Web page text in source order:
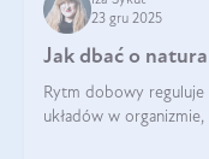
23 gru 2025
Jak dbać o
Rytm dobowy
układów w